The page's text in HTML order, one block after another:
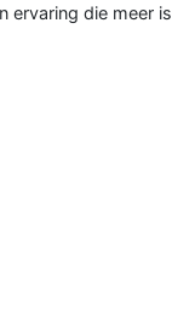
ervaring die meer is